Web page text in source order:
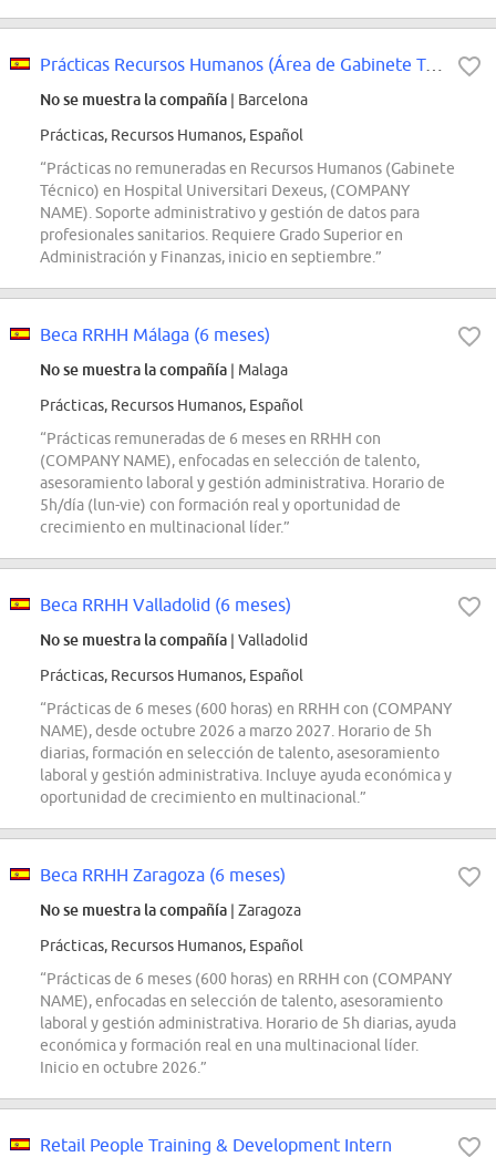
Prácticas Recursos Humanos (Área de Gabinete Técnico) - Hospital Universitari...
No se muestra la compañía | Barcelona
Prácticas, Recursos Humanos, Español
“Prácticas no remuneradas en Recursos Humanos (Gabinete
Técnico) en Hospital Universitari Dexeus, (COMPANY
NAME). Soporte administrativo y gestión de datos para
profesionales sanitarios. Requiere Grado Superior en
Administración y Finanzas, inicio en septiembre.”
Beca RRHH Málaga (6 meses)
No se muestra la compañía | Malaga
Prácticas, Recursos Humanos, Español
“Prácticas remuneradas de 6 meses en RRHH con
(COMPANY NAME), enfocadas en selección de talento,
asesoramiento laboral y gestión administrativa. Horario de
5h/día (lun-vie) con formación real y oportunidad de
crecimiento en multinacional líder.”
Beca RRHH Valladolid (6 meses)
No se muestra la compañía | Valladolid
Prácticas, Recursos Humanos, Español
“Prácticas de 6 meses (600 horas) en RRHH con (COMPANY
NAME), desde octubre 2026 a marzo 2027. Horario de 5h
diarias, formación en selección de talento, asesoramiento
laboral y gestión administrativa. Incluye ayuda económica y
oportunidad de crecimiento en multinacional.”
Beca RRHH Zaragoza (6 meses)
No se muestra la compañía | Zaragoza
Prácticas, Recursos Humanos, Español
“Prácticas de 6 meses (600 horas) en RRHH con (COMPANY
NAME), enfocadas en selección de talento, asesoramiento
laboral y gestión administrativa. Horario de 5h diarias, ayuda
económica y formación real en una multinacional líder.
Inicio en octubre 2026.”
Retail People Training & Development Intern